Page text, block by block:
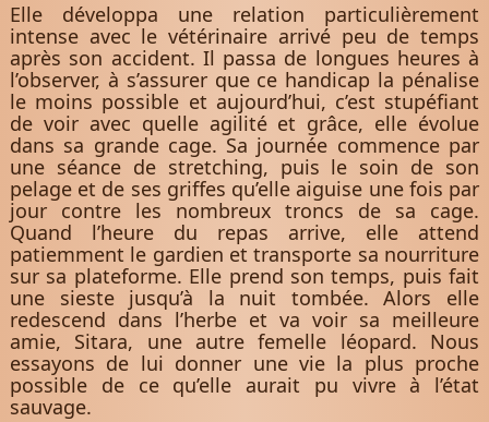
Elle développa une relation particulièrement
intense avec le vétérinaire arrivé peu de temps
après son accident. Il passa de longues heures à
l’observer, à s’assurer que ce handicap la pénalise
le moins possible et aujourd’hui, c’est stupéfiant
de voir avec quelle agilité et grâce, elle évolue
dans sa grande cage. Sa journée commence par
une séance de stretching, puis le soin de son
pelage et de ses griffes qu’elle aiguise une fois par
jour contre les nombreux troncs de sa cage.
Quand l’heure du repas arrive, elle attend
patiemment le gardien et transporte sa nourriture
sur sa plateforme. Elle prend son temps, puis fait
une sieste jusqu’à la nuit tombée. Alors elle
redescend dans l’herbe et va voir sa meilleure
amie, Sitara, une autre femelle léopard. Nous
essayons de lui donner une vie la plus proche
possible de ce qu’elle aurait pu vivre à l’état
sauvage.